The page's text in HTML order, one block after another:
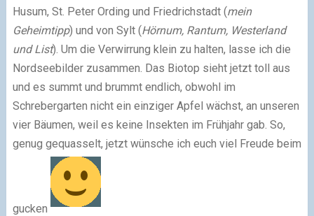
Husum, St. Peter Ording und Friedrichstadt (mein
Geheimtipp) und von Sylt (Hörnum, Rantum, Westerland
und List). Um die Verwirrung klein zu halten, lasse ich die
Nordseebilder zusammen. Das Biotop sieht jetzt toll aus
und es summt und brummt endlich, obwohl im
Schrebergarten nicht ein einziger Apfel wächst, an unseren
vier Bäumen, weil es keine Insekten im Frühjahr gab. So,
genug gequasselt, jetzt wünsche ich euch viel Freude beim
gucken